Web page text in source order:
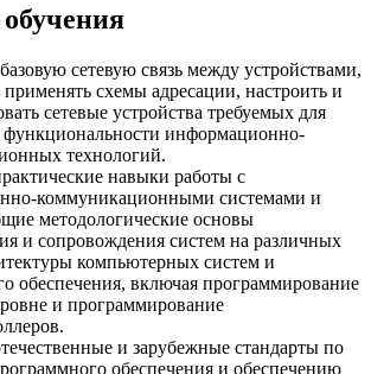
сетевую связь между устройствами,
применять схемы адресации, настроить и
сетевые устройства требуемых для
функциональности информационно-
технологий.
навыки работы с
коммуникационными системами и
методологические основы
и сопровождения систем на различных
компьютерных систем и
обеспечения, включая программирование
и программирование
и зарубежные стандарты по
обеспечения и обеспечению